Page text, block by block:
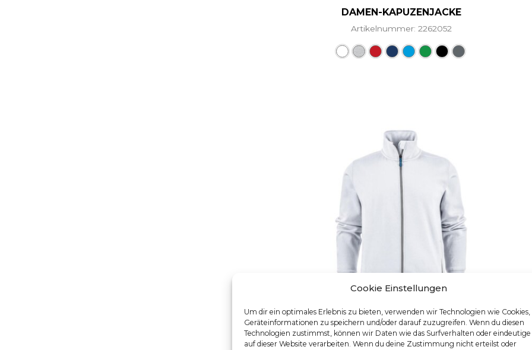
Cookie Einstellungen
Um dir ein optimales Erlebnis zu bieten, verwenden wir Technologien wie
Geräteinformationen zu speichern und/oder darauf zuzugreifen. Wenn du diesen
Technologien zustimmst, können wir Daten wie das Surfverhalten oder eindeutige
auf dieser Website verarbeiten. Wenn du deine Zustimmung nicht erteilst oder
DAMEN-KAPUZENJACKE
Artikelnummer: 2262052